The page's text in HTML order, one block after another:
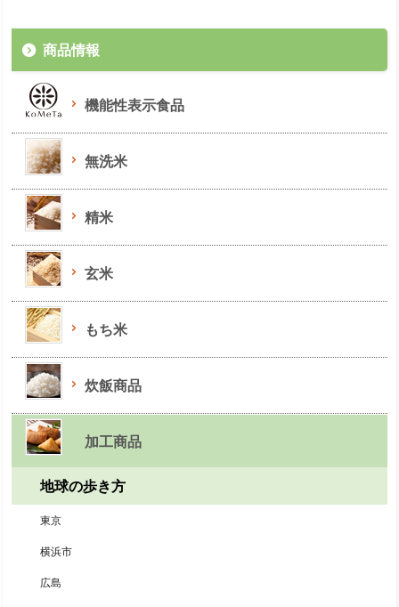
商品情報
機能性表示食品
無洗米
精米
玄米
もち米
炊飯商品
加工商品
地球の歩き方
東京
横浜市
広島